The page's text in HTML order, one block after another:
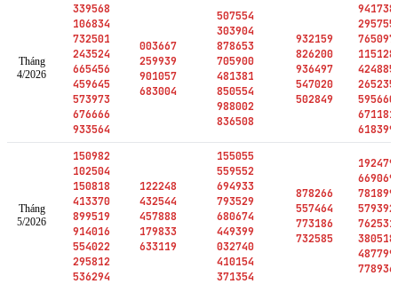
Tháng
4/2026
339568
106834
732501
243524
665456
459645
573973
676666
933564
003667
259939
901057
683004
507554
303904
878653
705900
481381
850554
988002
836508
932159
826200
936497
547020
502849
941738
295755
765097
115128
424885
265235
595660
671181
618399
Tháng
5/2026
150982
102504
150818
413370
899519
914016
554022
295812
536294
122248
432544
457888
179833
633119
155055
559552
694933
793529
680674
449399
032740
410154
371354
878266
557464
773186
732585
192479
669069
781899
579392
762531
380518
487799
778936